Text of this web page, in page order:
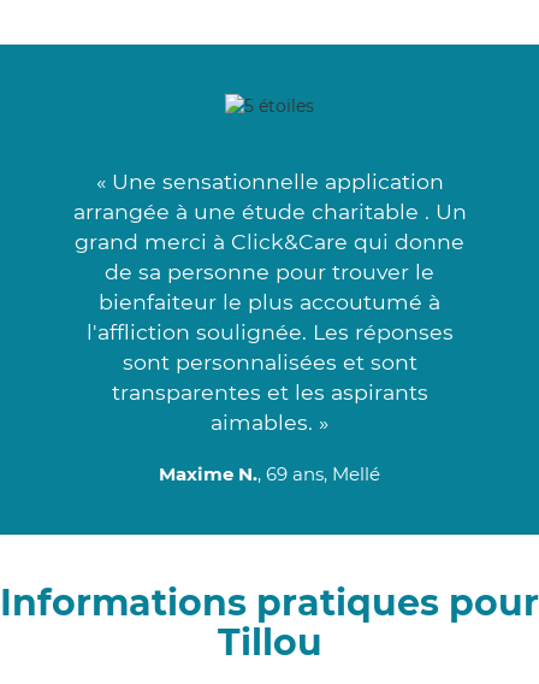
« Une sensationnelle application
arrangée à une étude charitable . Un
grand merci à Click&Care qui donne
de sa personne pour trouver le
bienfaiteur le plus accoutumé à
l'affliction soulignée. Les réponses
sont personnalisées et sont
transparentes et les aspirants
aimables. »
Maxime N., 69 ans, Mellé
Informations pratiques pour
Tillou